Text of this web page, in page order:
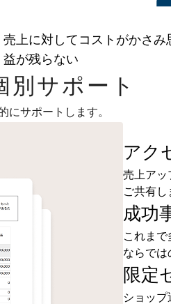
売上に対してコストがかさみ
益が残らない
別サポート
にサポートします。
アク
売上アッ
ご共有し
成功
これま
ならでは
限定
ショッ